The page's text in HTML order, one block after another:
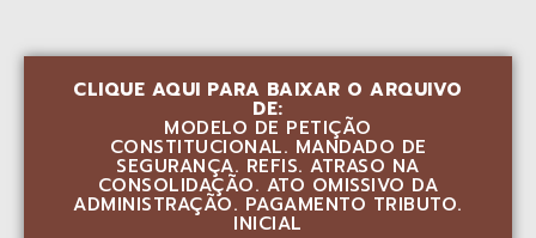
CLIQUE AQUI PARA BAIXAR O ARQUIVO
DE:
MODELO DE PETIÇÃO
CONSTITUCIONAL. MANDADO DE
SEGURANÇA. REFIS. ATRASO NA
CONSOLIDAÇÃO. ATO OMISSIVO DA
ADMINISTRAÇÃO. PAGAMENTO TRIBUTO.
INICIAL